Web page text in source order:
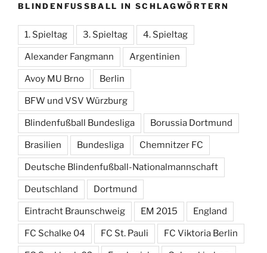
BLINDENFUSSBALL IN SCHLAGWÖRTERN
1. Spieltag 3. Spieltag 4. Spieltag
Alexander Fangmann Argentinien
Avoy MU Brno Berlin
BFW und VSV Würzburg
Blindenfußball Bundesliga Borussia Dortmund
Brasilien Bundesliga Chemnitzer FC
Deutsche Blindenfußball-Nationalmannschaft
Deutschland Dortmund
Eintracht Braunschweig EM 2015 England
FC Schalke 04 FC St. Pauli FC Viktoria Berlin